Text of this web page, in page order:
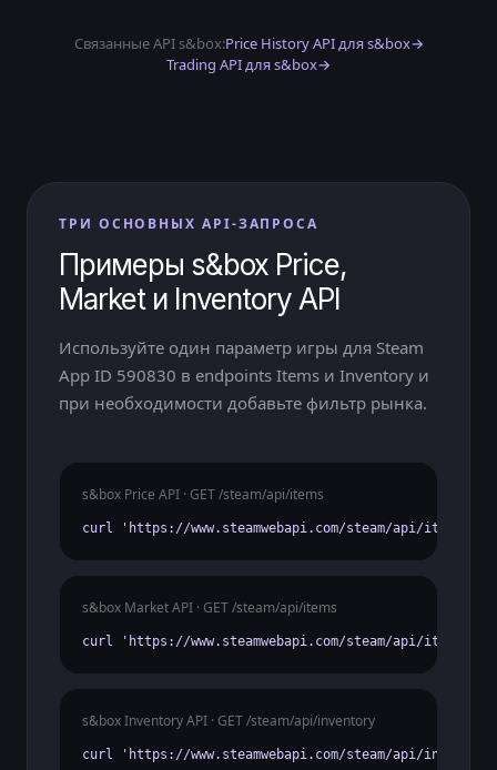
Связанные API s&box:Price History API для s&box→
Trading API для s&box→
ТРИ ОСНОВНЫХ API-ЗАПРОСА
Примеры s&box Price,
Market и Inventory API
Используйте один параметр игры для Steam
App ID 590830 в endpoints Items и Inventory и
при необходимости добавьте фильтр рынка.
s&box Price API · GET /steam/api/items
curl 'https://www.steamwebapi.com/steam/api/
s&box Market API · GET /steam/api/items
curl 'https://www.steamwebapi.com/steam/api/
s&box Inventory API · GET /steam/api/inventory
curl 'https://www.steamwebapi.com/steam/api/